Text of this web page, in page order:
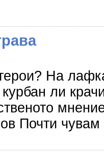
На
ли
Почти чувам